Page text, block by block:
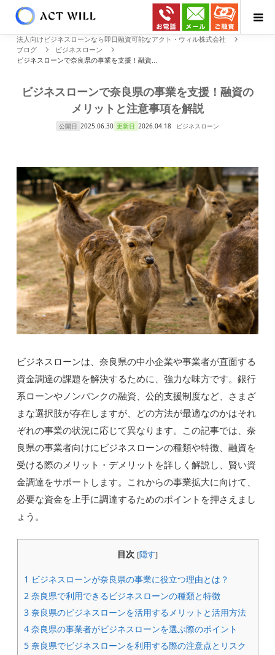
法人向けビジネスローンなら即日融資可能なアクト・ウィル株式会社
ブログ
ビジネスローン
ビジネスローンで奈良県の事業を支援！融資...
ビジネスローンで奈良県の事業を支援！融資の
メリットと注意事項を解説
公開日 2025.06.30 更新日 2026.04.18 ビジネスローン
ビジネスローンは、奈良県の中小企業や事業者が直面する
資金調達の課題を解決するために、強力な味方です。銀行
系ローンやノンバンクの融資、公的支援制度など、さまざ
まな選択肢が存在しますが、どの方法が最適なのかはそれ
ぞれの事業の状況に応じて異なります。この記事では、奈
良県の事業者向けにビジネスローンの種類や特徴、融資を
受ける際のメリット・デメリットを詳しく解説し、賢い資
金調達をサポートします。これからの事業拡大に向けて、
必要な資金を上手に調達するためのポイントを押さえまし
ょう。
目次 [隠す]
1 ビジネスローンが奈良県の事業に役立つ理由とは？
2奈良県で利用できるビジネスローンの種類と特徴
3奈良県のビジネスローンを活用するメリットと活用方法
4奈良県の事業者がビジネスローンを選ぶ際のポイント
5奈良県でビジネスローンを利用する際の注意点とリスク